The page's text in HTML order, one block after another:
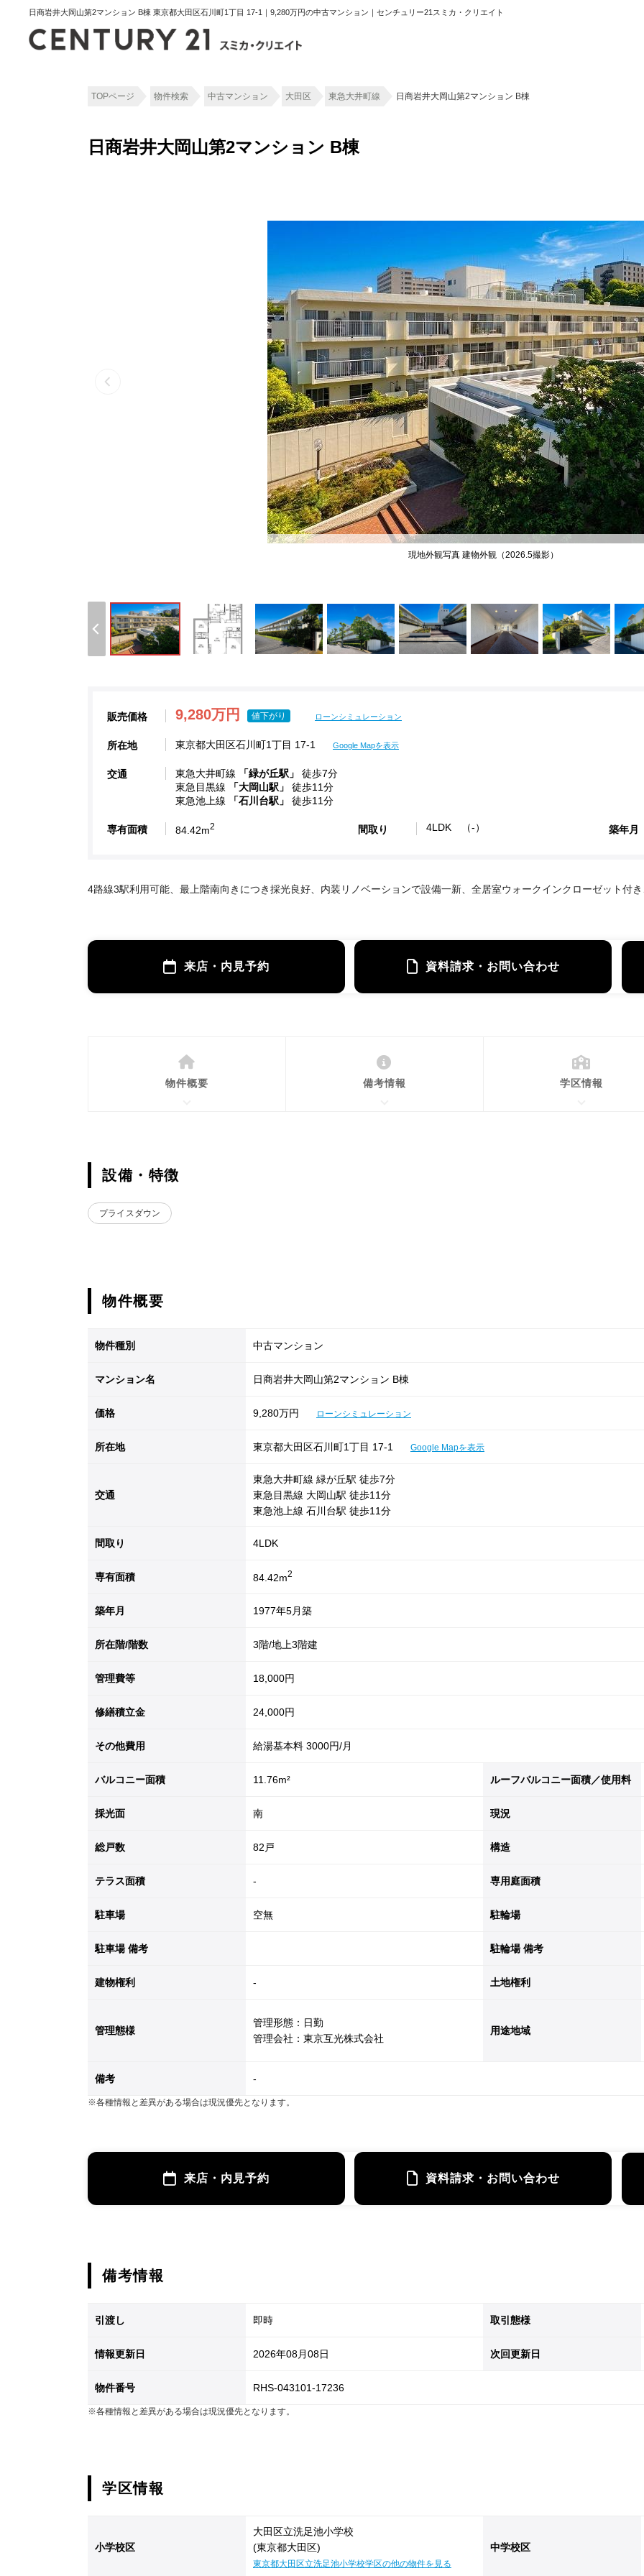
日商岩井大岡山第2マンション B棟 東京都大田区石川町1丁目 17-1｜9,280万円の中古マンション｜センチュリー21スミカ・クリエイト
スタッフ紹介
採用情
スミカグル
キャリア採用
TOPページ 物件検索 中古マンション 大田区 東急大井町線 日商岩井大岡山第2マンション B棟
日商岩井大岡山第2マンション B棟
現地外観写真 建物外観（2026.5撮影）
販売価格 9,280万円 値下がり ローンシミュレーション
所在地 東京都大田区石川町1丁目 17-1 Google Mapを表示
交通 東急大井町線 「緑が丘駅」
徒歩7分
東急目黒線
「大岡山駅」
徒歩11分
東急池上線
「石川台駅」 徒歩11分
専有面積 84.42m2 間取り 4LDK （-） 築年月
4路線3駅利用可能、最上階南向きにつき採光良好、内装リノベーションで設備一新、全居室ウォークインクローゼット付
来店・内見予約 資料請求・お問い合わせ
物件概要 備考情報 学区情報
設備・特徴
プライスダウン
物件概要
物件種別 中古マンション
マンション名 日商岩井大岡山第2マンション B棟
価格 9,280万円 ローンシミュレーション
所在地 東京都大田区石川町1丁目 17-1 Google Mapを表示
交通
東急大井町線 緑が丘駅 徒歩7分
東急目黒線 大岡山駅 徒歩11分
東急池上線 石川台駅 徒歩11分
間取り 4LDK
専有面積 84.42m2
築年月 1977年5月築
所在階/階数 3階/地上3階建
管理費等 18,000円
修繕積立金 24,000円
その他費用 給湯基本料 3000
バルコニー面積 11.76m² ルーフバルコニー面積／使用料
採光面 南 現況
総戸数 82戸 構造
テラス面積 - 専用庭面積
駐車場 空無 駐輪場
駐車場 備考 駐輪場 備考
建物権利 - 土地権利
管理態様
管理形態：日勤
管理会社：東京互光株式会社
用途地域
備考 -
※各種情報と差異がある場合は現況優先となります。
来店・内見予約 資料請求・お問い合わせ
備考情報
引渡し 即時 取引態様
情報更新日 2026年08月08日 次回更新日
物件番号 RHS-043101-17236
※各種情報と差異がある場合は現況優先となります。
学区情報
小学校区
大田区立洗足池小学校
(東京都大田区)
東京都大田区立洗足池小学校学区の他の物件を見る
中学校区